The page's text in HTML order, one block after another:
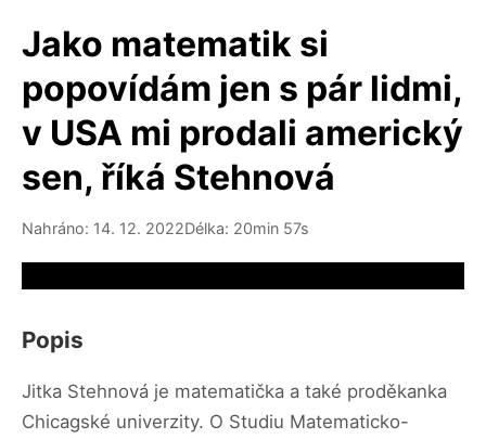
Jako matematik si
popovídám jen s pár lidmi,
v USA mi prodali americký
sen, říká Stehnová
Nahráno: 14. 12. 2022Délka: 20min 57s
Popis
Jitka Stehnová je matematička a také proděkanka
Chicagské univerzity. O Studiu Matematicko-